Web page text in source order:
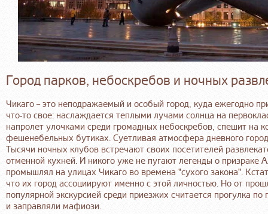
Город парков, небоскребов и ночных
Чикаго – это неподражаемый и особый город, куда ежегодно
что-то свое: наслаждается теплыми лучами солнца на
напролет улочками среди громадных небоскребов, спешит
фешенебельных бутиках. Суетливая атмосфера дневного
Тысячи ночных клубов встречают своих посетителей
отменной кухней. И никого уже не пугают легенды о призраке
промышлял на улицах Чикаго во времена "сухого закона".
что их город ассоциируют именно с этой личностью. Но от
популярной экскурсией среди приезжих считается прогулка
и заправляли мафиози.